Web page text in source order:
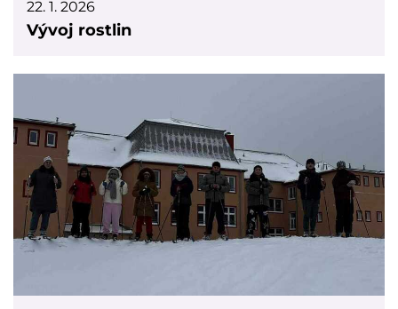
22. 1. 2026
Vývoj rostlin